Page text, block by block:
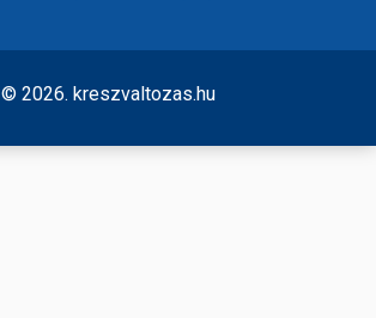
© 2026. kreszvaltozas.hu